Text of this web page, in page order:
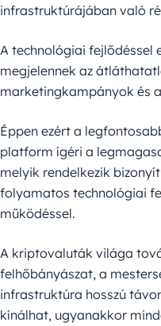
infrastruktúrájában való
A technológiai fejlődéssel
megjelennek az
marketingkampányok és
Éppen ezért a
platform ígéri a
melyik rendelkezik
folyamatos technológiai
működéssel.
A kriptovaluták világa
felhőbányászat, a
infrastruktúra hosszú
kínálhat, ugyanakkor